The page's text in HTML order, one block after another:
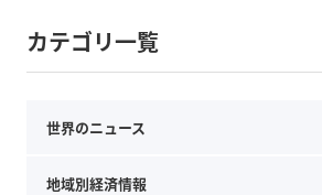
カテゴリ一覧
世界のニュース
地域別経済情報